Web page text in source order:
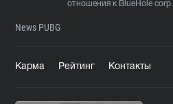
отношения к BlueHole corp.
News PUBG
Карма Рейтинг Контакты